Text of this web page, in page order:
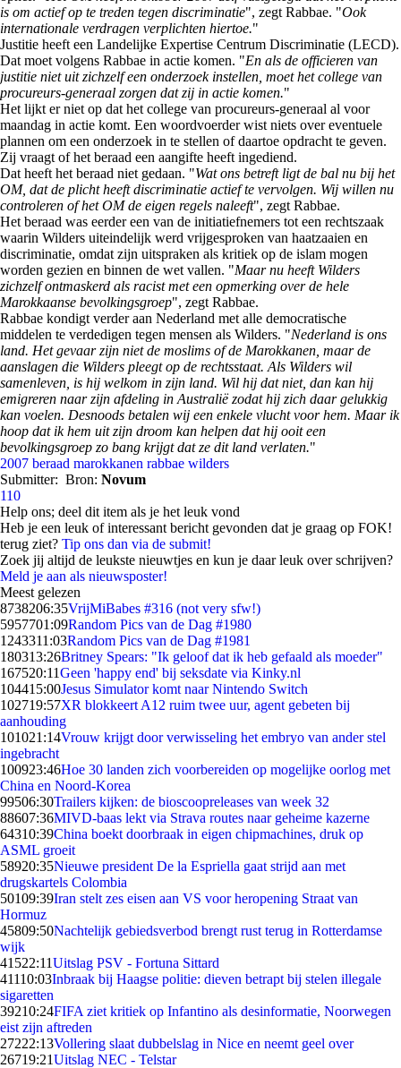
is om actief op te treden tegen discriminatie", zegt Rabbae. "Ook
internationale verdragen verplichten hiertoe."
Justitie heeft een Landelijke Expertise Centrum Discriminatie (LECD).
Dat moet volgens Rabbae in actie komen. "En als de officieren van
justitie niet uit zichzelf een onderzoek instellen, moet het college van
procureurs-generaal zorgen dat zij in actie komen."
Het lijkt er niet op dat het college van procureurs-generaal al voor
maandag in actie komt. Een woordvoerder wist niets over eventuele
plannen om een onderzoek in te stellen of daartoe opdracht te geven.
Zij vraagt of het beraad een aangifte heeft ingediend.
Dat heeft het beraad niet gedaan. "Wat ons betreft ligt de bal nu bij het
OM, dat de plicht heeft discriminatie actief te vervolgen. Wij willen nu
controleren of het OM de eigen regels naleeft", zegt Rabbae.
Het beraad was eerder een van de initiatiefnemers tot een rechtszaak
waarin Wilders uiteindelijk werd vrijgesproken van haatzaaien en
discriminatie, omdat zijn uitspraken als kritiek op de islam mogen
worden gezien en binnen de wet vallen. "Maar nu heeft Wilders
zichzelf ontmaskerd als racist met een opmerking over de hele
Marokkaanse bevolkingsgroep", zegt Rabbae.
Rabbae kondigt verder aan Nederland met alle democratische
middelen te verdedigen tegen mensen als Wilders. "Nederland is ons
land. Het gevaar zijn niet de moslims of de Marokkanen, maar de
aanslagen die Wilders pleegt op de rechtsstaat. Als Wilders wil
samenleven, is hij welkom in zijn land. Wil hij dat niet, dan kan hij
emigreren naar zijn afdeling in Australië zodat hij zich daar gelukkig
kan voelen. Desnoods betalen wij een enkele vlucht voor hem. Maar ik
hoop dat ik hem uit zijn droom kan helpen dat hij ooit een
bevolkingsgroep zo bang krijgt dat ze dit land verlaten."
2007 beraad marokkanen rabbae wilders
Submitter: Bron: Novum
110
Help ons; deel dit item als je het leuk vond
Heb je een leuk of interessant bericht gevonden dat je graag op FOK!
terug ziet? Tip ons dan via de submit!
Zoek jij altijd de leukste nieuwtjes en kun je daar leuk over schrijven?
Meld je aan als nieuwsposter!
Meest gelezen
8738206:35VrijMiBabes #316 (not very sfw!)
5957701:09Random Pics van de Dag #1980
1243311:03Random Pics van de Dag #1981
180313:26Britney Spears: "Ik geloof dat ik heb gefaald als moeder"
167520:11Geen 'happy end' bij seksdate via Kinky.nl
104415:00Jesus Simulator komt naar Nintendo Switch
102719:57XR blokkeert A12 ruim twee uur, agent gebeten bij
aanhouding
101021:14Vrouw krijgt door verwisseling het embryo van ander stel
ingebracht
100923:46Hoe 30 landen zich voorbereiden op mogelijke oorlog met
China en Noord-Korea
99506:30Trailers kijken: de bioscoopreleases van week 32
88607:36MIVD-baas lekt via Strava routes naar geheime kazerne
64310:39China boekt doorbraak in eigen chipmachines, druk op
ASML groeit
58920:35Nieuwe president De la Espriella gaat strijd aan met
drugskartels Colombia
50109:39Iran stelt zes eisen aan VS voor heropening Straat van
Hormuz
45809:50Nachtelijk gebiedsverbod brengt rust terug in Rotterdamse
wijk
41522:11Uitslag PSV - Fortuna Sittard
41110:03Inbraak bij Haagse politie: dieven betrapt bij stelen illegale
sigaretten
39210:24FIFA ziet kritiek op Infantino als desinformatie, Noorwegen
eist zijn aftreden
27222:13Vollering slaat dubbelslag in Nice en neemt geel over
26719:21Uitslag NEC - Telstar